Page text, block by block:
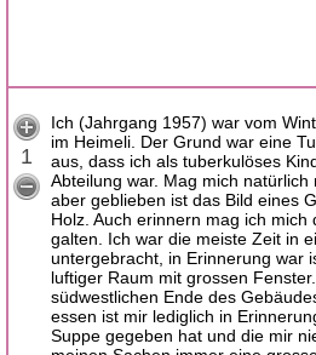
1
Ich (Jahrgang 1957) war vom
im Heimeli. Der Grund war eine
aus, dass ich als tuberkulöses
Abteilung war. Mag mich natürlich
aber geblieben ist das Bild eines
Holz. Auch erinnern mag ich mich
galten. Ich war die meiste Zeit in
untergebracht, in Erinnerung war
luftiger Raum mit grossen
südwestlichen Ende des
essen ist mir lediglich in
Suppe gegeben hat und die mir